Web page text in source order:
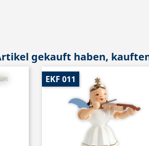
gekauft haben,
EKF 011